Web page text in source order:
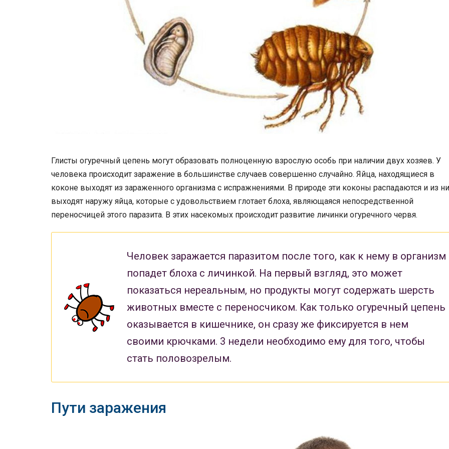
Глисты огуречный цепень могут образовать полноценную взрослую особь при наличии двух хозяев. У
человека происходит заражение в большинстве случаев совершенно случайно. Яйца, находящиеся в
коконе выходят из зараженного организма с испражнениями. В природе эти коконы распадаются и из
выходят наружу яйца, которые с удовольствием глотает блоха, являющаяся непосредственной
переносчицей этого паразита. В этих насекомых происходит развитие личинки огуречного червя.
Человек заражается паразитом после того, как к нему в организм
попадет блоха с личинкой. На первый взгляд, это может
показаться нереальным, но продукты могут содержать шерсть
животных вместе с переносчиком. Как только огуречный цепень
оказывается в кишечнике, он сразу же фиксируется в нем
своими крючками. 3 недели необходимо ему для того, чтобы
стать половозрелым.
Пути заражения